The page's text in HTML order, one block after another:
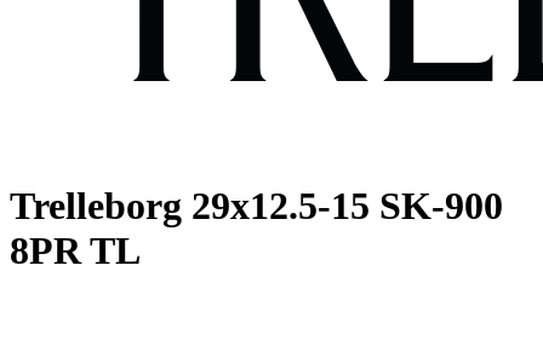
Trelleborg 29x12.5-15 SK-900
8PR TL